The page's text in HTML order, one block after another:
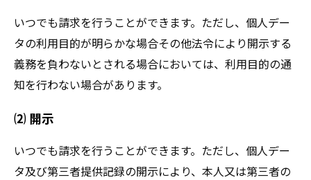
いつでも請求を行うことができます。ただし、個人デー
タの利用目的が明らかな場合その他法令により開示する
義務を負わないとされる場合においては、利用目的の通
知を行わない場合があります。
⑵ 開示
いつでも請求を行うことができます。ただし、個人デー
タ及び第三者提供記録の開示により、本人又は第三者の